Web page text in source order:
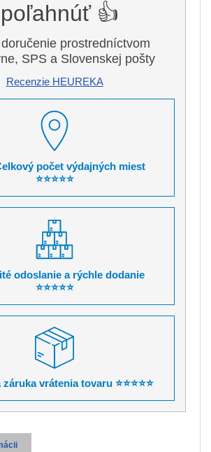
👍
prostredníctvom
SPS a Slovenskej pošty
Recenzie HEUREKA
počet výdajných miest
⭐⭐⭐⭐⭐
odoslanie a rýchle dodanie
⭐⭐⭐⭐⭐
vrátenia tovaru ⭐⭐⭐⭐⭐